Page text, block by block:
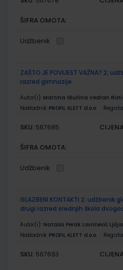
ŠIFRA OMOTA:
Udžbenik
ZAŠTO JE POVIJEST VAŽNA? 2;
razred gimnazije
Autor(i): Martina Glučina Vedran
Nakladnik: PROFIL KLETT d.o.o.
SKU: 567685
ŠIFRA OMOTA:
Udžbenik
GLAZBENI KONTAKTI 2;
drugi razred srednjih škola
Autor(i): Nataša Perak Lovričević
Nakladnik: PROFIL KLETT d.o.o.
SKU: 567693